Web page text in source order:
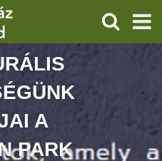
KERESÉS
A
PARK